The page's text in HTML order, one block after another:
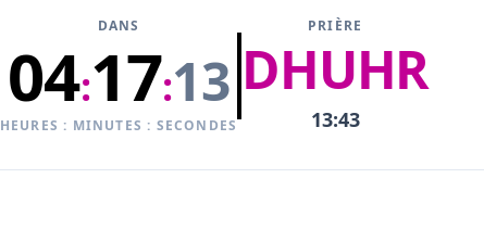
DANS
04:17:12
HEURES : MINUTES : SECONDES
PRIÈRE
DHUHR
13:43